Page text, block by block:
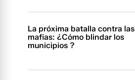
La próxima batalla contra las
mafias: ¿Cómo blindar los
municipios ?